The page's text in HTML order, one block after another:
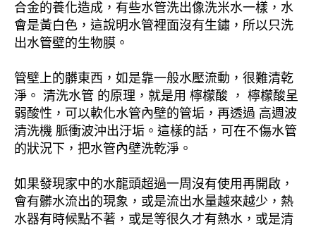
合金的養化造成，有些水管洗出像洗米水一樣，水
會是黃白色，這說明水管裡面沒有生鏽，所以只洗
出水管壁的生物膜。
管壁上的髒東西，如是靠一般水壓流動，很難清乾
淨。 清洗水管 的原理，就是用 檸檬酸 ， 檸檬酸呈
弱酸性，可以軟化水管內壁的管垢，再透過 高週波
清洗機 脈衝波沖出汙垢。這樣的話，可在不傷水管
的狀況下，把水管內壁洗乾淨。
如果發現家中的水龍頭超過一周沒有使用再開啟，
會有髒水流出的現象，或是流出水量越來越少，熱
水器有時候點不著，或是等很久才有熱水，或是清